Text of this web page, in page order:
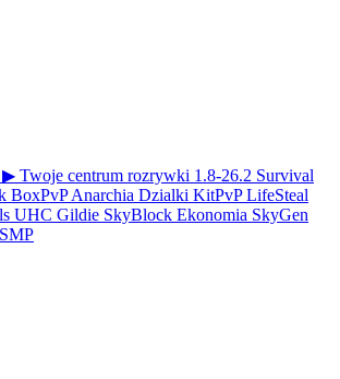
Twoje centrum rozrywki 1.8-26.2 Survival
BoxPvP Anarchia Dzialki KitPvP LifeSteal
UHC Gildie SkyBlock Ekonomia SkyGen